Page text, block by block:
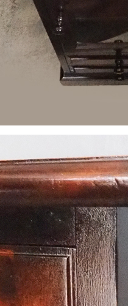
月 <<
水 木 金
土
5
12
19
30